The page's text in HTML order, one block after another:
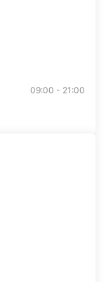
09:00 - 21:00